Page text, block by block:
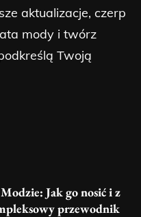
aktualizacje, czerp
mody i twórz
Twoją
Jak go nosić i z
przewodnik